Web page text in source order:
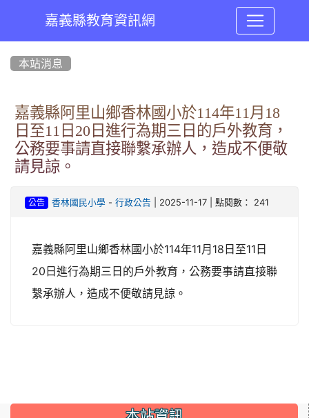
嘉義縣教育資訊網
本站消息
嘉義縣阿里山鄉香林國小於114年11月18
日至11日20日進行為期三日的戶外教育，
公務要事請直接聯繫承辦人，造成不便敬
請見諒。
公告 香林國民小學- 行政公告 | 2025-11-17 | 點閱數： 241
嘉義縣阿里山鄉香林國小於114年11月18日至11日
20日進行為期三日的戶外教育，公務要事請直接聯
繫承辦人，造成不便敬請見諒。
:::